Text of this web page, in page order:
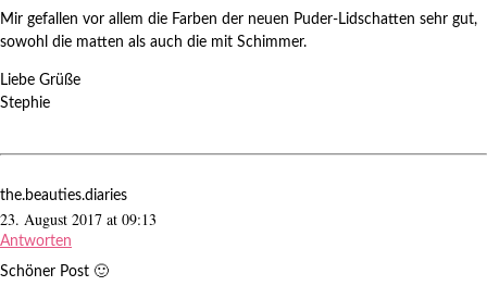
Mir gefallen vor allem die Farben der neuen Puder-Lidschatten sehr gut,
sowohl die matten als auch die mit Schimmer.
Liebe Grüße
Stephie
the.beauties.diaries
23. August 2017 at 09:13
Antworten
Schöner Post 🙂